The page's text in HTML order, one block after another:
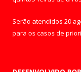
Serão atendidos 20
para os casos de